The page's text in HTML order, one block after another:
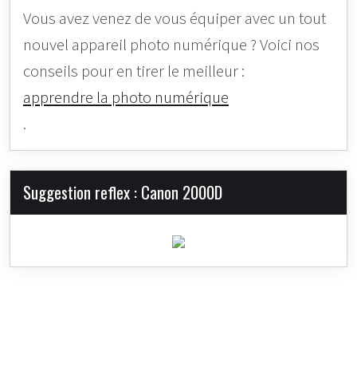
Vous avez venez de vous équiper avec un tout
nouvel appareil photo numérique ? Voici nos
conseils pour en tirer le meilleur :
apprendre la photo numérique
.
Suggestion reflex : Canon 2000D